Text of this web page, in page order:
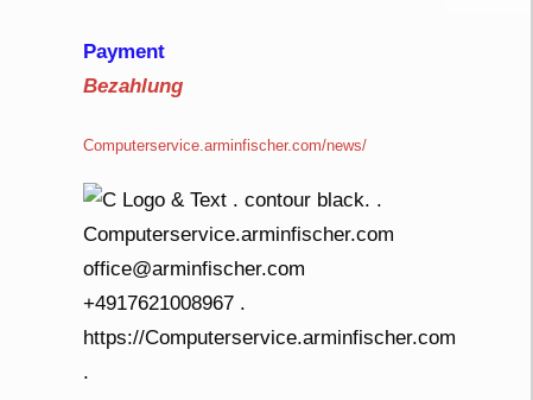
Payment
Bezahlung
Computerservice.arminfischer.com/news/